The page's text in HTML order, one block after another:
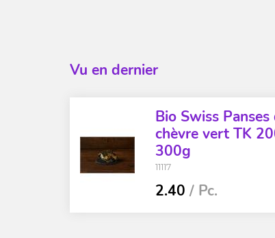
Vu en dernier
Bio Swiss Panses
chèvre vert TK
300g
11117
2.40 / Pc.